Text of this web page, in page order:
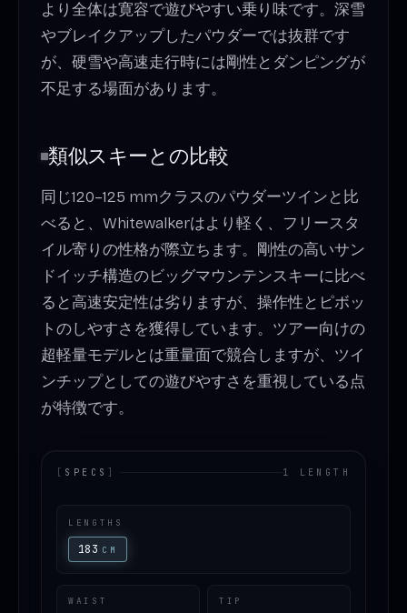
より全体は寛容で遊びやすい乗り味です。深雪
やブレイクアップしたパウダーでは抜群です
が、硬雪や高速走行時には剛性とダンピングが
不足する場面があります。
類似スキーとの比較
同じ120–125 mmクラスのパウダーツインと比
べると、Whitewalkerはより軽く、フリースタ
イル寄りの性格が際立ちます。剛性の高いサン
ドイッチ構造のビッグマウンテンスキーに比べ
ると高速安定性は劣りますが、操作性とピボッ
トのしやすさを獲得しています。ツアー向けの
超軽量モデルとは重量面で競合しますが、ツイ
ンチップとしての遊びやすさを重視している点
が特徴です。
SPECS 1 LENGTH
LENGTHS
183 CM
WAIST TIP